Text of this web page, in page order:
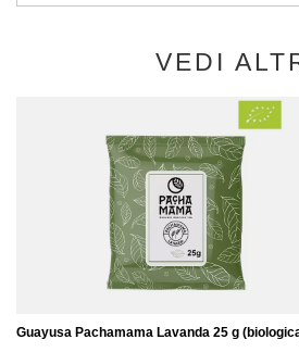
VEDI
Guayusa Pachamama Lavanda 25 g